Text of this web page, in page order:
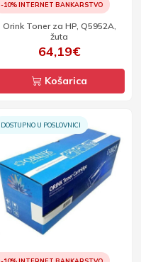
-10% INTERNET BANKARSTVO
Orink Toner za HP, Q5952A,
žuta
64,19€
Košarica
DOSTUPNO U POSLOVNICI